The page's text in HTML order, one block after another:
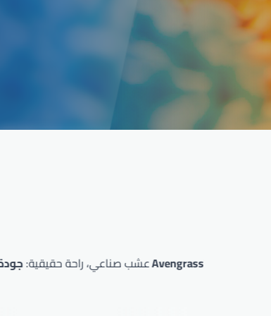
عشب صناعي، راحة حقيقية:جودة عالية مع Avengrass!